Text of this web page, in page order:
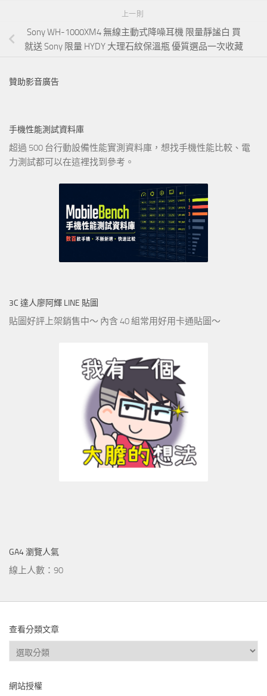
上一則
Sony WH-1000XM4 無線主動式降噪耳機 限量靜謐白 買
就送 Sony 限量 HYDY 大理石紋保溫瓶 優質選品一次收藏
贊助影音廣告
手機性能測試資料庫
超過 500 台行動設備性能實測資料庫，想找手機性能比較、電
力測試都可以在這裡找到參考。
3C 達人廖阿輝 LINE 貼圖
貼圖好評上架銷售中～ 內含 40 組常用好用卡通貼圖～
GA4 瀏覽人氣
線上人數：90
查看分類文章
查
看
類
網站授權